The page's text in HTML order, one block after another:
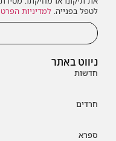
ניווט באתר
חדשות
חרדים
ספרא
לטפל בפנייה. למדיניות